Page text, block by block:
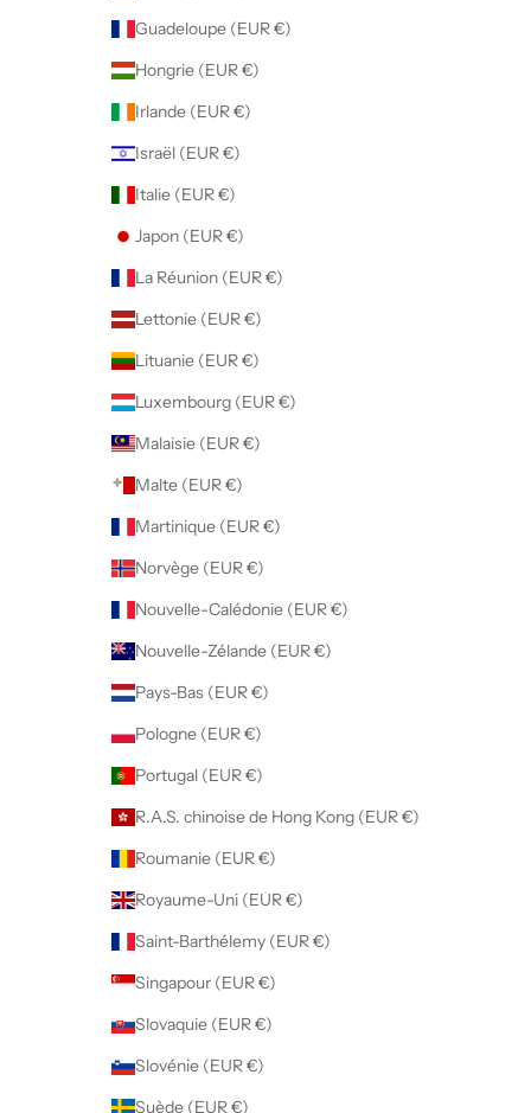
Guadeloupe (EUR €)
Hongrie (EUR €)
Irlande (EUR €)
Israël (EUR €)
Italie (EUR €)
Japon (EUR €)
La Réunion (EUR €)
Lettonie (EUR €)
Lituanie (EUR €)
Luxembourg (EUR €)
Malaisie (EUR €)
Malte (EUR €)
Martinique (EUR €)
Norvège (EUR €)
Nouvelle-Calédonie (EUR €)
Nouvelle-Zélande (EUR €)
Pays-Bas (EUR €)
Pologne (EUR €)
Portugal (EUR €)
R.A.S. chinoise de Hong Kong (EUR €)
Roumanie (EUR €)
Royaume-Uni (EUR €)
Saint-Barthélemy (EUR €)
Singapour (EUR €)
Slovaquie (EUR €)
Slovénie (EUR €)
Suède (EUR €)